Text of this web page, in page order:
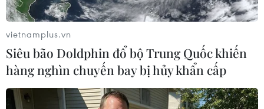
TIN LIÊN QUAN
vietnamplus.vn
Siêu bão Doldphin đổ bộ Trung Quốc khiến
hàng nghìn chuyến bay bị hủy khẩn cấp